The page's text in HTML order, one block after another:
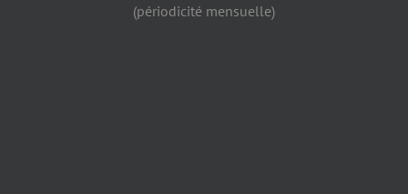
(périodicité mensuelle)